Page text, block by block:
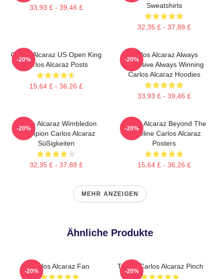
33,93 £ - 39,46 £
Sweatshirts
32,35 £ - 37,88 £
Carlos Alcaraz US Open King
Carlos Alcaraz Posts
15,64 £ - 36,26 £
-20%
Carlos Alcaraz Always
Explosive Always Winning
Carlos Alcaraz Hoodies
33,93 £ - 39,46 £
-20%
Carlos Alcaraz Wimbledon
Champion Carlos Alcaraz
Süßigkeiten
32,35 £ - 37,88 £
-20%
Carlos Alcaraz Beyond The
Baseline Carlos Alcaraz
Posters
15,64 £ - 36,26 £
-20%
MEHR ANZEIGEN
Ähnliche Produkte
Carlos Alcaraz Fan
-20%
Tennis Carlos Alcaraz Pinch
-20%